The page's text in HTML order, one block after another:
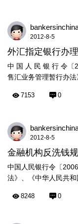
2012-8-5
外汇指定银行办
中 国 人 民 银 行 令
售汇业务管理暂行办法
7153 0
2012-8-5
金融机构反洗钱
中国人民银行令〔
法》、《中华人民共和
8248 0